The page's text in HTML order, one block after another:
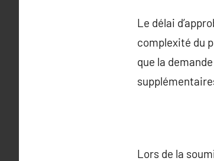
Le délai
complexité du
que la
Lors de la